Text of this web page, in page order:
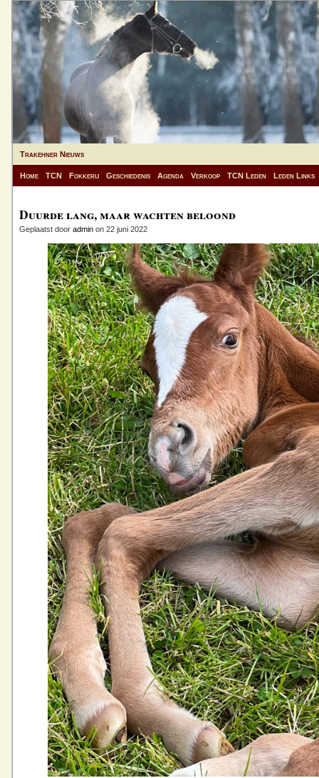
Trakehner Nieuws
Home TCN Fokkerij Geschiedenis Agenda Verkoop TCN Leden Leden Links
Duurde lang, maar wachten beloond
Geplaatst door admin on 22 juni 2022